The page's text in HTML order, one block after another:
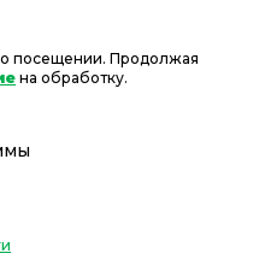
посещении. Продолжая
на обработку.